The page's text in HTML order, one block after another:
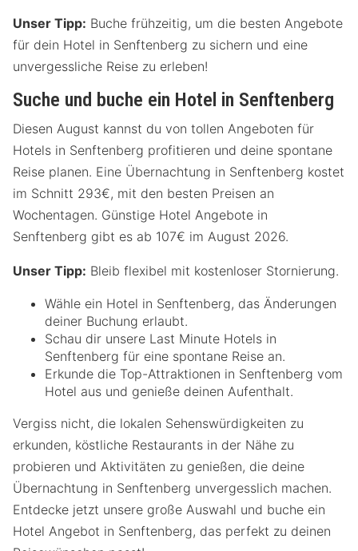
Unser Tipp: Buche frühzeitig, um die besten Angebote
für dein Hotel in Senftenberg zu sichern und eine
unvergessliche Reise zu erleben!
Suche und buche ein Hotel in Senftenberg
Diesen August kannst du von tollen Angeboten für
Hotels in Senftenberg profitieren und deine spontane
Reise planen. Eine Übernachtung in Senftenberg kostet
im Schnitt 293€, mit den besten Preisen an
Wochentagen. Günstige Hotel Angebote in
Senftenberg gibt es ab 107€ im August 2026.
Unser Tipp: Bleib flexibel mit kostenloser Stornierung.
Wähle ein Hotel in Senftenberg, das Änderungen
deiner Buchung erlaubt.
Schau dir unsere Last Minute Hotels in
Senftenberg für eine spontane Reise an.
Erkunde die Top-Attraktionen in Senftenberg vom
Hotel aus und genieße deinen Aufenthalt.
Vergiss nicht, die lokalen Sehenswürdigkeiten zu
erkunden, köstliche Restaurants in der Nähe zu
probieren und Aktivitäten zu genießen, die deine
Übernachtung in Senftenberg unvergesslich machen.
Entdecke jetzt unsere große Auswahl und buche ein
Hotel Angebot in Senftenberg, das perfekt zu deinen